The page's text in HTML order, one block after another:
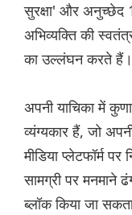
सुरक्षा' और
अभिव्यक्ति की
का उल्लंघन करते हैं।
अपनी याचिका में
व्यंग्यकार हैं, जो
मीडिया प्लेटफॉर्म
सामग्री पर मनमाने
ब्लॉक किया जा